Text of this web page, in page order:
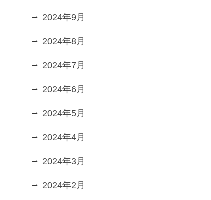
2024年9月
2024年8月
2024年7月
2024年6月
2024年5月
2024年4月
2024年3月
2024年2月